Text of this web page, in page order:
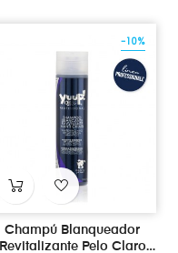
Champú Blanqueador
Revitalizante Pelo Claro
-10%